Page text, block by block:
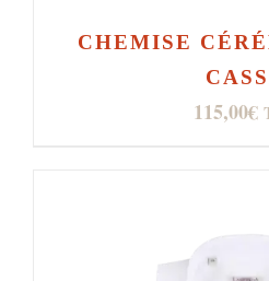
CHEMISE
115,00€